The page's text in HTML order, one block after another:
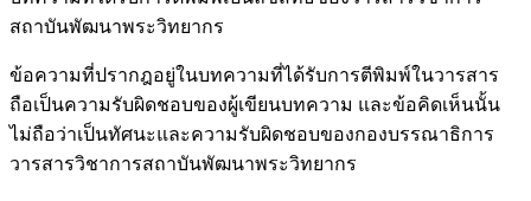
สถาบันพัฒนาพระวิทยากร
ข้อความที่ปรากฎอยู่ในบทความที่ได้รับการตีพิมพ์ในวารสาร
ถือเป็นความรับผิดชอบของผู้เขียนบทความ และข้อคิดเห็นนั้น
ไม่ถือว่าเป็นทัศนะและความรับผิดชอบของกองบรรณาธิการ
วารสารวิชาการสถาบันพัฒนาพระวิทยากร